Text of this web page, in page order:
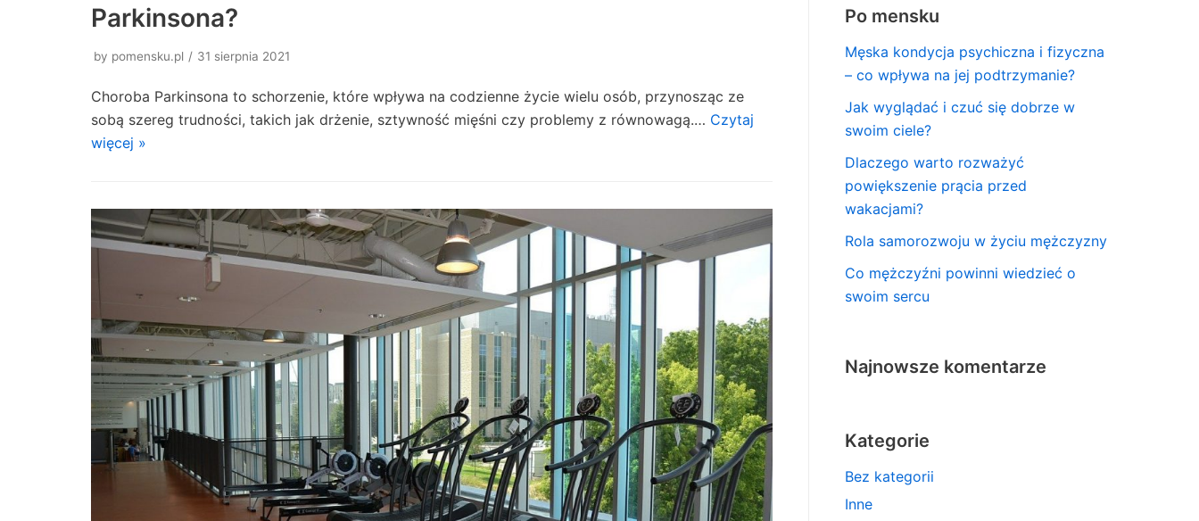
Parkinsona?
by pomensku.pl 31 sierpnia 2021
Choroba Parkinsona to schorzenie, które wpływa na codzienne życie wielu osób, przynosząc ze
sobą szereg trudności, takich jak drżenie, sztywność mięśni czy problemy z równowagą.… Czytaj
więcej »
Po mensku
Męska kondycja psychiczna i fizyczna
– co wpływa na jej podtrzymanie?
Jak wyglądać i czuć się dobrze w
swoim ciele?
Dlaczego warto rozważyć
powiększenie prącia przed
wakacjami?
Rola samorozwoju w życiu mężczyzny
Co mężczyźni powinni wiedzieć o
swoim sercu
Najnowsze komentarze
Kategorie
Bez kategorii
Inne